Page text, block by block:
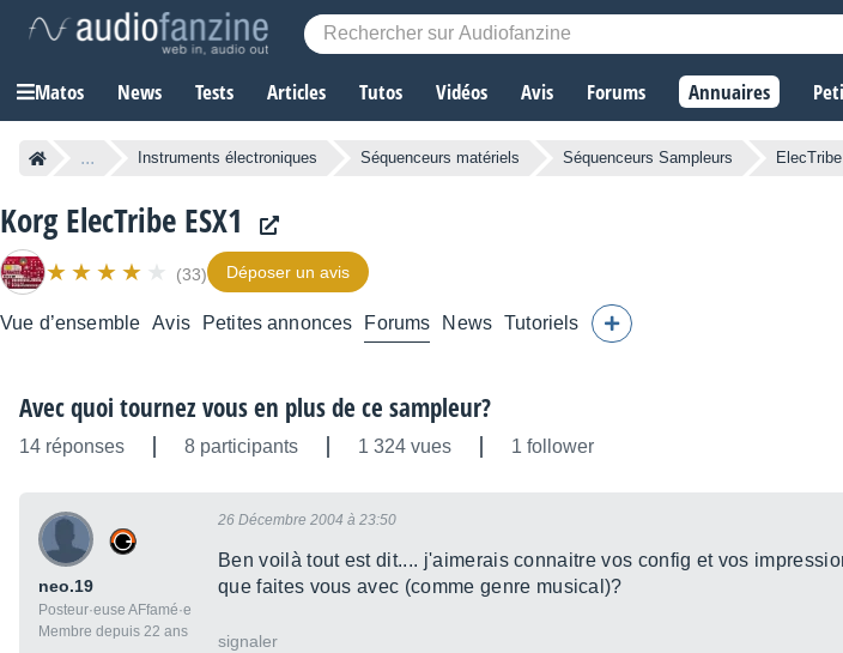
Matos News Tests Articles Tutos Vidéos Avis Forums Annuaires
... Instruments électroniques Séquenceurs matériels Séquenceurs Sampleurs
Korg ElecTribe ESX1
(33) Déposer un avis
Vue d’ensemble Avis Petites annonces Forums News Tutoriels
Avec quoi tournez vous en plus de ce sampleur?
14 réponses 8 participants 1 324 vues 1 follower
neo.19
Posteur·euse AFfamé·e
Membre depuis 22 ans
26 Décembre 2004 à 23:50
Ben voilà tout est dit.... j'aimerais connaitre vos config et vos
que faites vous avec (comme genre musical)?
signaler